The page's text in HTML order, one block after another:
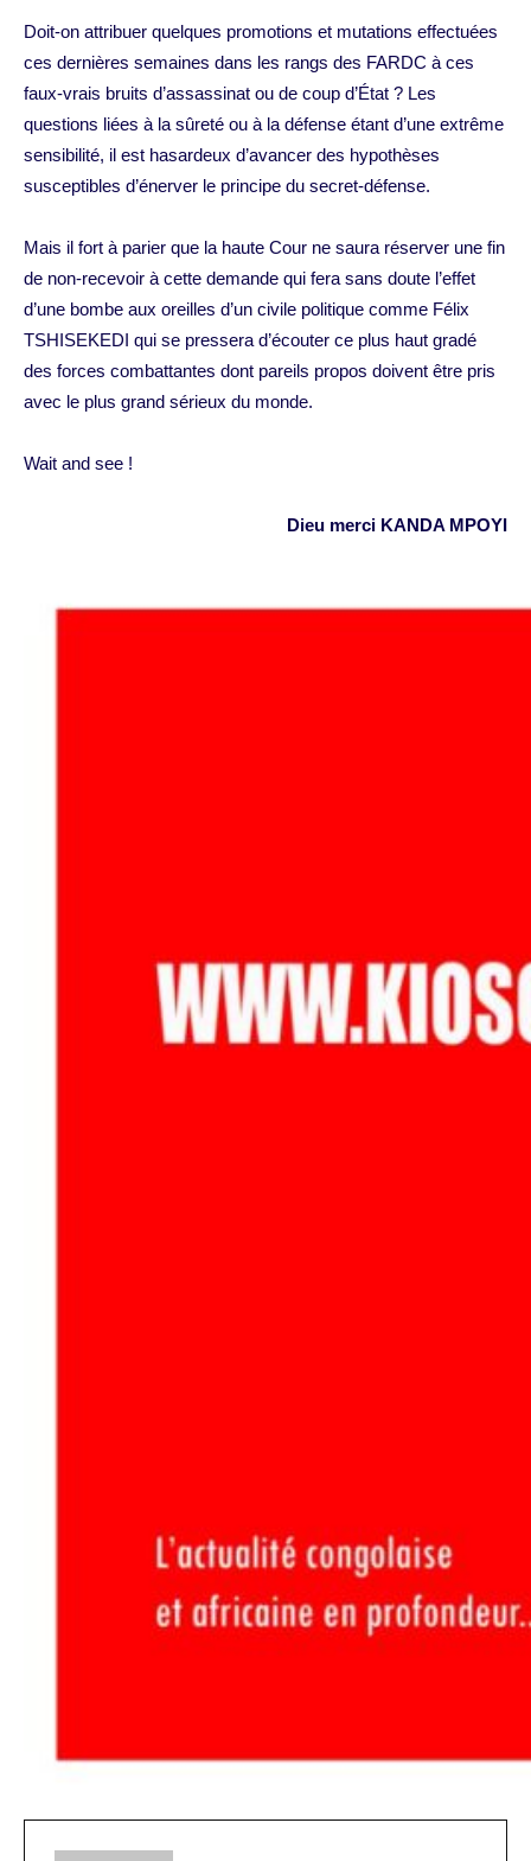
Doit-on attribuer quelques promotions et mutations effectuées
ces dernières semaines dans les rangs des FARDC à ces
faux-vrais bruits d’assassinat ou de coup d’État ? Les
questions liées à la sûreté ou à la défense étant d’une extrême
sensibilité, il est hasardeux d’avancer des hypothèses
susceptibles d’énerver le principe du secret-défense.
Mais il fort à parier que la haute Cour ne saura réserver une fin
de non-recevoir à cette demande qui fera sans doute l’effet
d’une bombe aux oreilles d’un civile politique comme Félix
TSHISEKEDI qui se pressera d’écouter ce plus haut gradé
des forces combattantes dont pareils propos doivent être pris
avec le plus grand sérieux du monde.
Wait and see !
Dieu merci KANDA MPOYI